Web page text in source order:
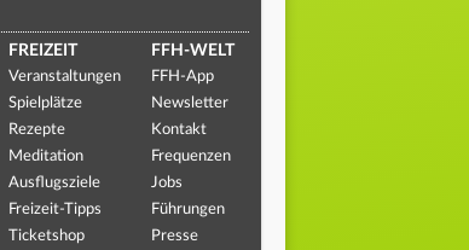
FREIZEIT
Veranstaltungen
Spielplätze
Rezepte
Meditation
Ausflugsziele
Freizeit-Tipps
Ticketshop
FFH-WELT
FFH-App
Newsletter
Kontakt
Frequenzen
Jobs
Führungen
Presse